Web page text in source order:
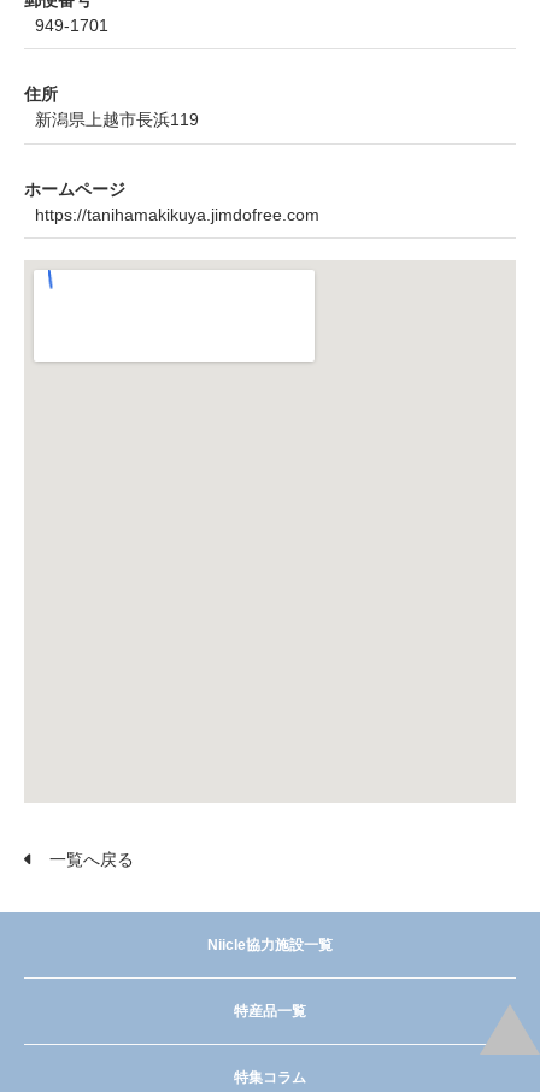
949-1701
住所
新潟県上越市長浜119
ホームページ
https://tanihamakikuya.jimdofree.com
一覧へ戻る
Niicle協力施設一覧
特産品一覧
特集コラム